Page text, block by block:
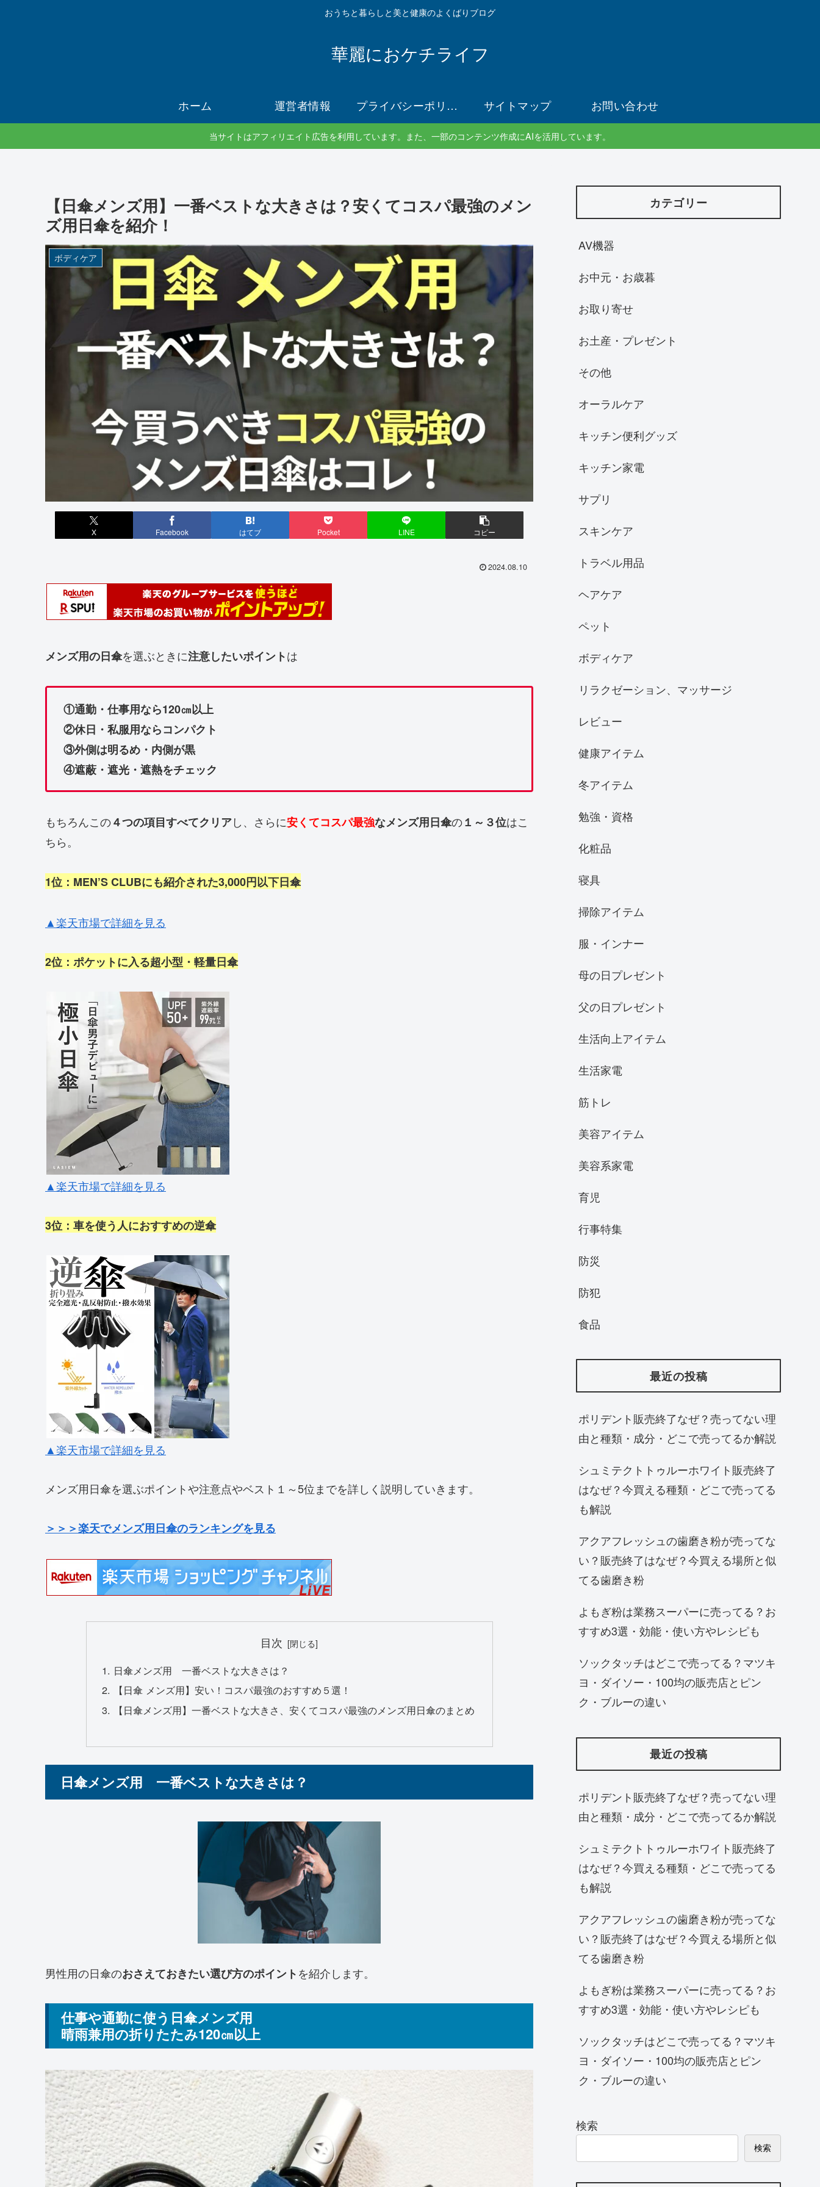
おうちと暮らしと美と健康のよくばりブログ
華麗におケチライフ
ホーム 運営者情報 プライバシーポリシー サイトマップ お問い合わせ
当サイトはアフィリエイト広告を利用しています。また、一部のコンテンツ作成にAIを活用しています。
【日傘メンズ用】一番ベストな大きさは？安くてコスパ最強のメン
ズ用日傘を紹介！
ボディケア
X Facebook はてブ Pocket LINE コピー
2024.08.10
メンズ用の日傘を選ぶときに注意したいポイントは
①通勤・仕事用なら120㎝以上
②休日・私服用ならコンパクト
③外側は明るめ・内側が黒
④遮蔽・遮光・遮熱をチェック
もちろんこの４つの項目すべてクリアし、さらに安くてコスパ最強なメンズ用日傘の１～３位はこ
ちら。
1位：MEN’S CLUBにも紹介された3,000円以下日傘
▲楽天市場で詳細を見る
2位：ポケットに入る超小型・軽量日傘
▲楽天市場で詳細を見る
3位：車を使う人におすすめの逆傘
▲楽天市場で詳細を見る
メンズ用日傘を選ぶポイントや注意点やベスト１～5位までを詳しく説明していきます。
＞＞＞楽天でメンズ用日傘のランキングを見る
目次
日傘メンズ用 一番ベストな大きさは？
【日傘 メンズ用】安い！コスパ最強のおすすめ５選！
【日傘メンズ用】一番ベストな大きさ、安くてコスパ最強のメンズ用日傘のまとめ
日傘メンズ用 一番ベストな大きさは？
男性用の日傘のおさえておきたい選び方のポイントを紹介します。
仕事や通勤に使う日傘メンズ用
晴雨兼用の折りたたみ120㎝以上
カテゴリー
AV機器
お中元・お歳暮
お取り寄せ
お土産・プレゼント
その他
オーラルケア
キッチン便利グッズ
キッチン家電
サプリ
スキンケア
トラベル用品
ヘアケア
ペット
ボディケア
リラクゼーション、マッサージ
レビュー
健康アイテム
冬アイテム
勉強・資格
化粧品
寝具
掃除アイテム
服・インナー
母の日プレゼント
父の日プレゼント
生活向上アイテム
生活家電
筋トレ
美容アイテム
美容系家電
育児
行事特集
防災
防犯
食品
最近の投稿
ポリデント販売終了なぜ？売ってない理
由と種類・成分・どこで売ってるか解説
シュミテクトトゥルーホワイト販売終了
はなぜ？今買える種類・どこで売ってる
も解説
アクアフレッシュの歯磨き粉が売ってな
い？販売終了はなぜ？今買える場所と似
てる歯磨き粉
よもぎ粉は業務スーパーに売ってる？お
すすめ3選・効能・使い方やレシピも
ソックタッチはどこで売ってる？マツキ
ヨ・ダイソー・100均の販売店とピン
ク・ブルーの違い
最近の投稿
ポリデント販売終了なぜ？売ってない理
由と種類・成分・どこで売ってるか解説
シュミテクトトゥルーホワイト販売終了
はなぜ？今買える種類・どこで売ってる
も解説
アクアフレッシュの歯磨き粉が売ってな
い？販売終了はなぜ？今買える場所と似
てる歯磨き粉
よもぎ粉は業務スーパーに売ってる？お
すすめ3選・効能・使い方やレシピも
ソックタッチはどこで売ってる？マツキ
ヨ・ダイソー・100均の販売店とピン
ク・ブルーの違い
検索
検索